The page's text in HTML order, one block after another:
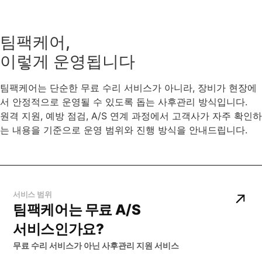
팀팩케어,
이렇게 운영됩니다
팀팩케어는 단순한 무료 수리 서비스가 아니라, 장비가 현장에
서 안정적으로 운영될 수 있도록 돕는 사후관리 방식입니다.
원격 지원, 예방 점검, A/S 연계 과정에서 고객사가 자주 확인하
는 내용을 기준으로 운영 범위와 진행 방식을 안내드립니다.
서비스 범위
팀팩케어는 무료 A/S
서비스인가요?
무료 수리 서비스가 아닌 사후관리 지원 서비스